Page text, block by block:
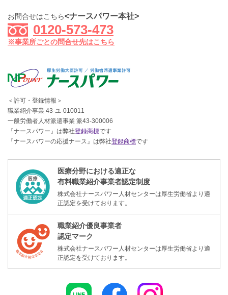
お問合せはこちら<ナースパワー本社>
0120-573-473
※事業所ごとの問合せ先はこちら
＜許可・登録情報＞
職業紹介事業 43-ユ-010011
一般労働者人材派遣事業 派43-300006
『ナースパワー』は弊社登録商標です
『ナースパワーの応援ナース』は弊社登録商標です
医療分野における適正な
有料職業紹介事業者認定制度
株式会社ナースパワー人材センターは厚生労働省より適
正認定を受けております。
職業紹介優良事業者
認定マーク
株式会社ナースパワー人材センターは厚生労働省より適
正認定を受けております。